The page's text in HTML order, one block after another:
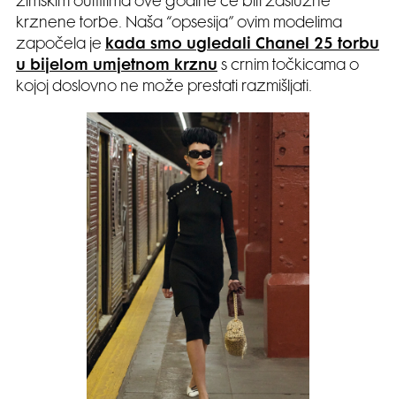
krznene torbe. Naša “opsesija” ovim modelima
započela je kada smo ugledali Chanel 25 torbu
u bijelom umjetnom krznu s crnim točkicama o
kojoj doslovno ne može prestati razmišljati.